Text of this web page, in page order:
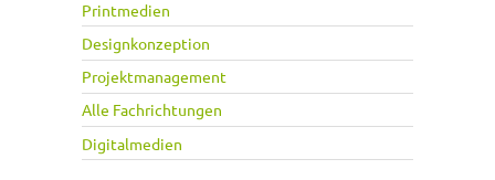
Printmedien
Designkonzeption
Projektmanagement
Alle Fachrichtungen
Digitalmedien